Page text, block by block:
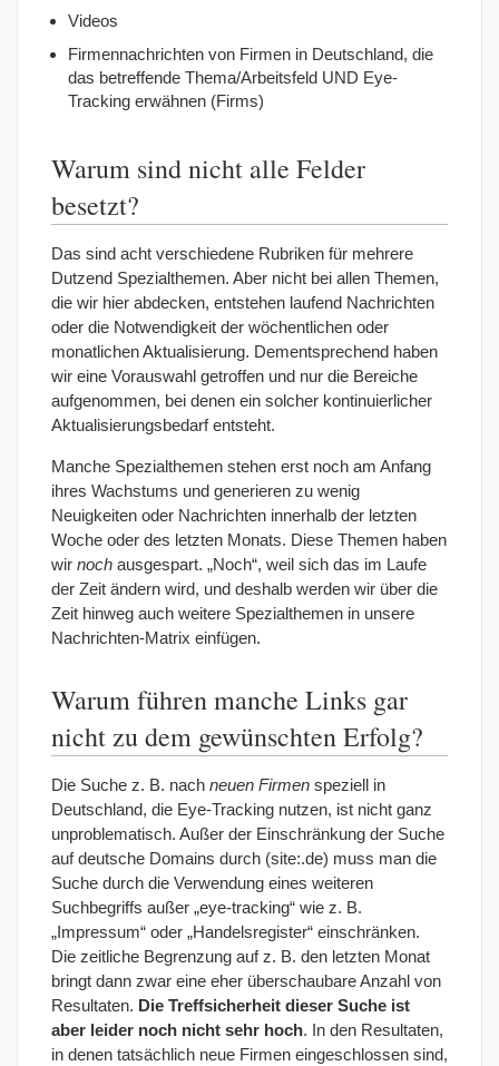
Videos
Firmennachrichten von Firmen in Deutschland, die
das betreffende Thema/Arbeitsfeld UND Eye-
Tracking erwähnen (Firms)
Warum sind nicht alle Felder
besetzt?
Das sind acht verschiedene Rubriken für mehrere
Dutzend Spezialthemen. Aber nicht bei allen Themen,
die wir hier abdecken, entstehen laufend Nachrichten
oder die Notwendigkeit der wöchentlichen oder
monatlichen Aktualisierung. Dementsprechend haben
wir eine Vorauswahl getroffen und nur die Bereiche
aufgenommen, bei denen ein solcher kontinuierlicher
Aktualisierungsbedarf entsteht.
Manche Spezialthemen stehen erst noch am Anfang
ihres Wachstums und generieren zu wenig
Neuigkeiten oder Nachrichten innerhalb der letzten
Woche oder des letzten Monats. Diese Themen haben
wir noch ausgespart. „Noch“, weil sich das im Laufe
der Zeit ändern wird, und deshalb werden wir über die
Zeit hinweg auch weitere Spezialthemen in unsere
Nachrichten-Matrix einfügen.
Warum führen manche Links gar
nicht zu dem gewünschten Erfolg?
Die Suche z. B. nach neuen Firmen speziell in
Deutschland, die Eye-Tracking nutzen, ist nicht ganz
unproblematisch. Außer der Einschränkung der Suche
auf deutsche Domains durch (site:.de) muss man die
Suche durch die Verwendung eines weiteren
Suchbegriffs außer „eye-tracking“ wie z. B.
„Impressum“ oder „Handelsregister“ einschränken.
Die zeitliche Begrenzung auf z. B. den letzten Monat
bringt dann zwar eine eher überschaubare Anzahl von
Resultaten. Die Treffsicherheit dieser Suche ist
aber leider noch nicht sehr hoch. In den Resultaten,
in denen tatsächlich neue Firmen eingeschlossen sind,